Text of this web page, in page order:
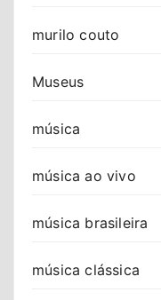
murilo couto
Museus
música
música ao vivo
música brasileira
música clássica